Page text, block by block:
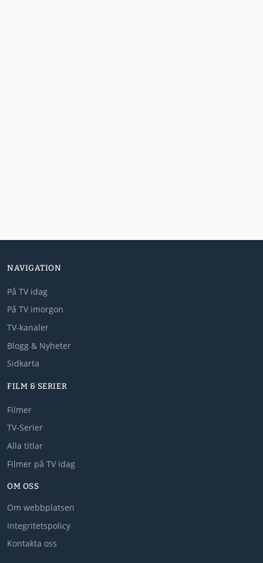
NAVIGATION
På TV idag
På TV imorgon
TV-kanaler
Blogg & Nyheter
Sidkarta
FILM & SERIER
Filmer
TV-Serier
Alla titlar
Filmer på TV idag
OM OSS
Om webbplatsen
Integritetspolicy
Kontakta oss